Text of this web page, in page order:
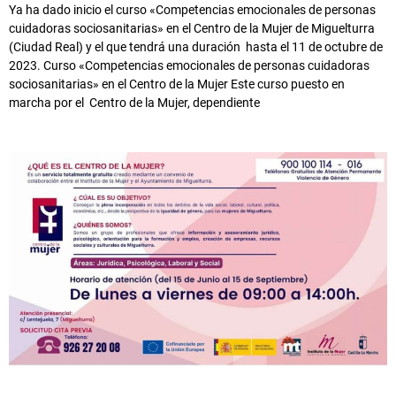
Ya ha dado inicio el curso «Competencias emocionales de personas
cuidadoras sociosanitarias» en el Centro de la Mujer de Miguelturra
(Ciudad Real) y el que tendrá una duración hasta el 11 de octubre de
2023. Curso «Competencias emocionales de personas cuidadoras
sociosanitarias» en el Centro de la Mujer Este curso puesto en
marcha por el Centro de la Mujer, dependiente